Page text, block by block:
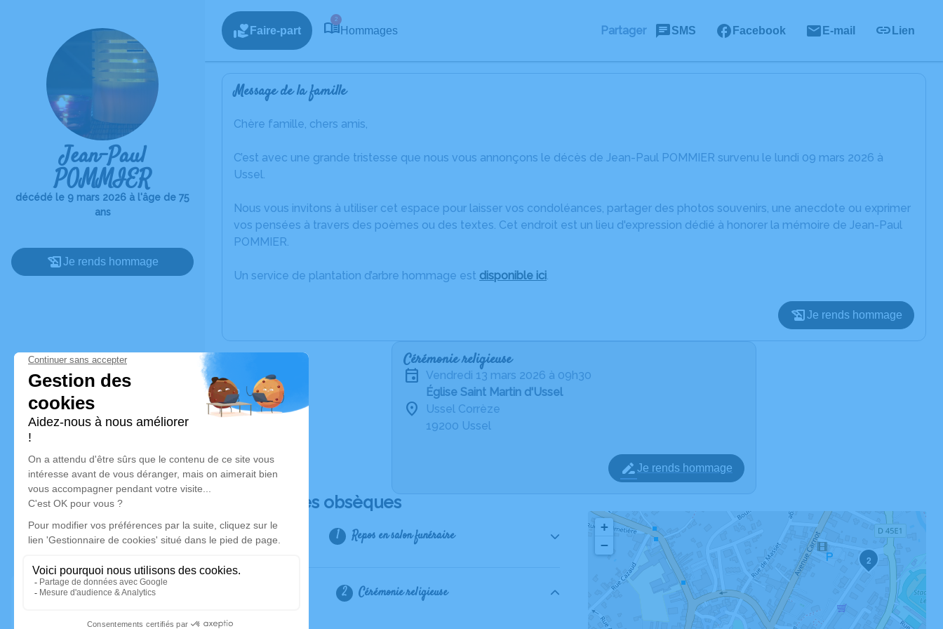
Jean-Paul
POMMIER
décédé le 9 mars 2026 à l'âge de 75
ans
Je rends hommage
Faire-part
2
Hommages Partager SMS Facebook E-mail Lien
Message de la famille
Chère famille, chers amis,
C’est avec une grande tristesse que nous vous annonçons le décès de Jean-Paul POMMIER survenu le lundi 09 mars 2026 à
Ussel.
Nous vous invitons à utiliser cet espace pour laisser vos condoléances, partager des photos souvenirs, une anecdote ou exprimer
vos pensées à travers des poèmes ou des textes. Cet endroit est un lieu d'expression dédié à honorer la mémoire de Jean-Paul
POMMIER.
Un service de plantation d’arbre hommage est disponible ici.
Je rends hommage
Cérémonie religieuse
vendredi 13 mars 2026 à 09h30
Église Saint Martin d'Ussel
Ussel Corrèze
19200 Ussel
Je rends hommage
Déroulé des obsèques
Repos en salon funéraire
Cérémonie religieuse
2
+
−